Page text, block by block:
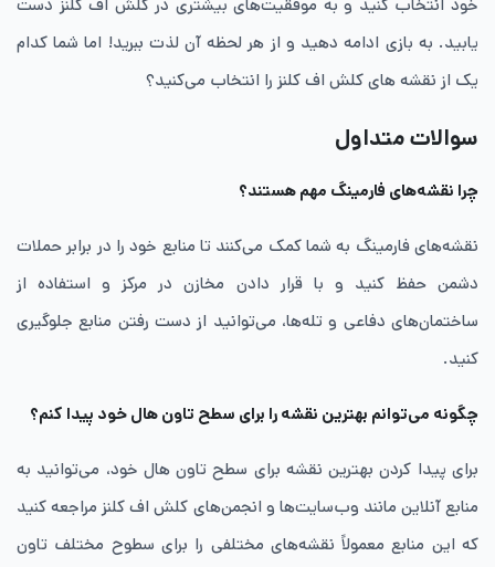
یابید. به بازی ادامه دهید و از هر لحظه آن لذت ببرید! اما شما کدام
یک از نقشه های کلش اف کلنز را انتخاب می‌کنید؟
سوالات متداول
چرا نقشه‌های فارمینگ مهم هستند؟
نقشه‌های فارمینگ به شما کمک می‌کنند تا منابع خود را در برابر حملات
دشمن حفظ کنید و با قرار دادن مخازن در مرکز و استفاده از
ساختمان‌های دفاعی و تله‌ها، می‌توانید از دست رفتن منابع جلوگیری
کنید.
چگونه می‌توانم بهترین نقشه را برای سطح تاون هال خود پیدا کنم؟
برای پیدا کردن بهترین نقشه برای سطح تاون هال خود، می‌توانید به
منابع آنلاین مانند وب‌سایت‌ها و انجمن‌های کلش اف کلنز مراجعه کنید
که این منابع معمولاً نقشه‌های مختلفی را برای سطوح مختلف تاون